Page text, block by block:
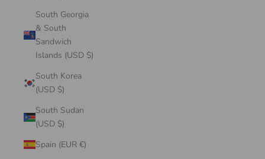
South Georgia
& South
Sandwich
Islands (USD $)
South Korea
(USD $)
South Sudan
(USD $)
Spain (EUR €)